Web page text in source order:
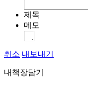
제목
메모
취소 내보내기
내책장담기